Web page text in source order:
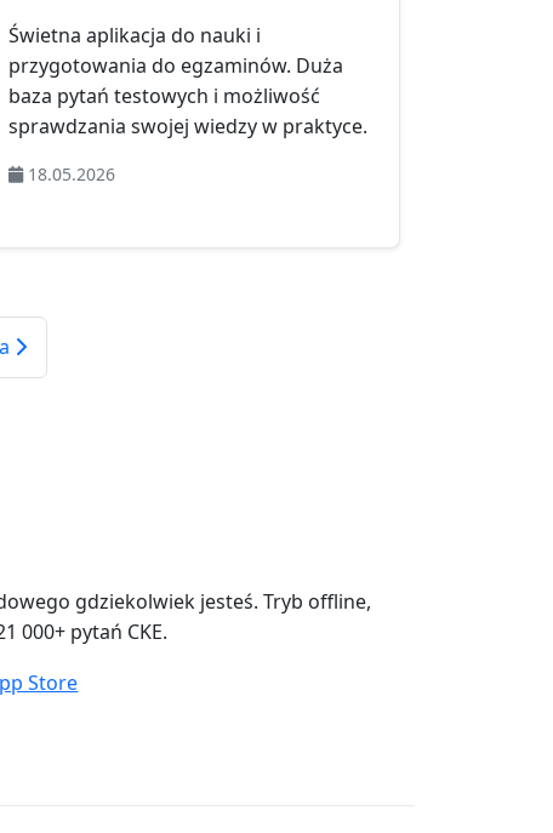
Świetna aplikacja do nauki i
przygotowania do egzaminów. Duża
baza pytań testowych i możliwość
sprawdzania swojej wiedzy w praktyce.
18.05.2026
gdziekolwiek jesteś. Tryb offline,
000+ pytań CKE.